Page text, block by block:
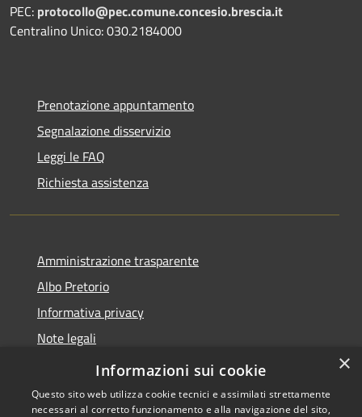
PEC: protocollo@pec.comune.concesio.brescia.it
Centralino Unico: 030.2184000
Prenotazione appuntamento
Segnalazione disservizio
Leggi le FAQ
Richiesta assistenza
Amministrazione trasparente
Albo Pretorio
Informativa privacy
Note legali
Dichiarazione di accessibilità
×
Informazioni sui cookie
Questo sito web utilizza cookie tecnici e assimilati strettamente
necessari al corretto funzionamento e alla navigazione del sito,